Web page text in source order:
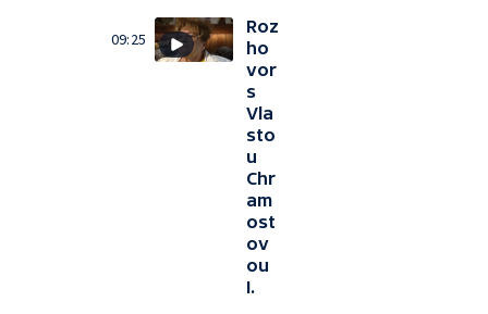
09:25
Roz
ho
vor
s
Vla
sto
u
Chr
am
ost
ov
ou
I.